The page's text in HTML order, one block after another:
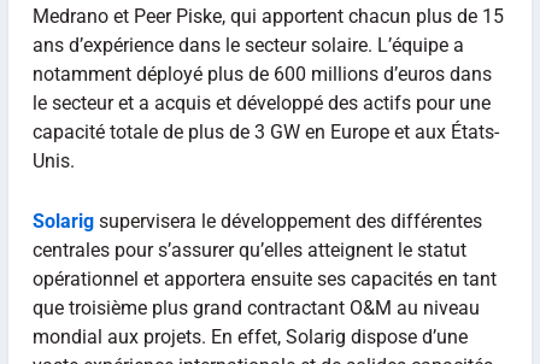
Medrano et Peer Piske, qui apportent chacun plus de 15
ans d’expérience dans le secteur solaire. L’équipe a
notamment déployé plus de 600 millions d’euros dans
le secteur et a acquis et développé des actifs pour une
capacité totale de plus de 3 GW en Europe et aux États-
Unis.
Solarig supervisera le développement des différentes
centrales pour s’assurer qu’elles atteignent le statut
opérationnel et apportera ensuite ses capacités en tant
que troisième plus grand contractant O&M au niveau
mondial aux projets. En effet, Solarig dispose d’une